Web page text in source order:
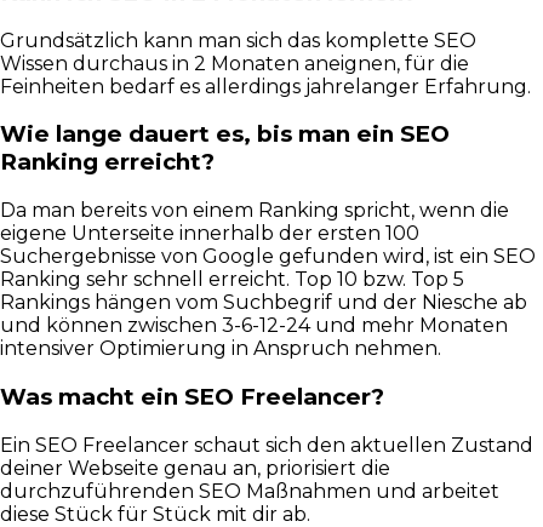
Grundsätzlich kann man sich das komplette SEO
Wissen durchaus in 2 Monaten aneignen, für die
Feinheiten bedarf es allerdings jahrelanger Erfahrung.
Wie lange dauert es, bis man ein SEO
Ranking erreicht?
Da man bereits von einem Ranking spricht, wenn die
eigene Unterseite innerhalb der ersten 100
Suchergebnisse von Google gefunden wird, ist ein SEO
Ranking sehr schnell erreicht. Top 10 bzw. Top 5
Rankings hängen vom Suchbegrif und der Niesche ab
und können zwischen 3-6-12-24 und mehr Monaten
intensiver Optimierung in Anspruch nehmen.
Was macht ein SEO Freelancer?
Ein SEO Freelancer schaut sich den aktuellen Zustand
deiner Webseite genau an, priorisiert die
durchzuführenden SEO Maßnahmen und arbeitet
diese Stück für Stück mit dir ab.